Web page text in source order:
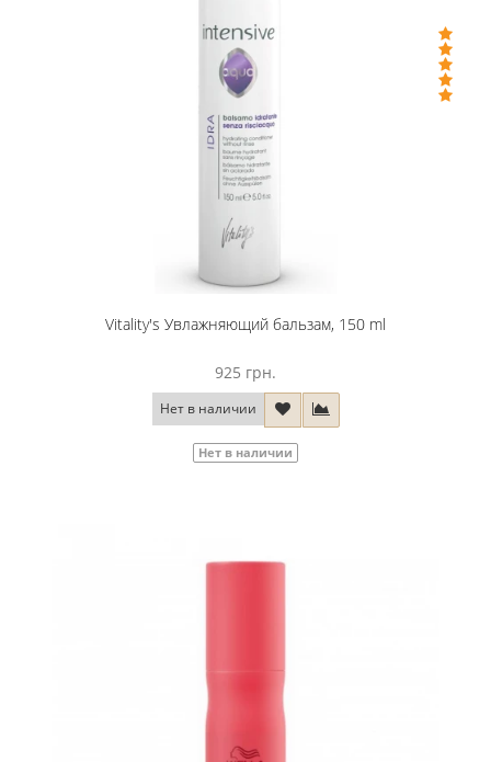
Vitality's Увлажняющий бальзам, 150 ml
925 грн.
Нет в наличии
Нет в наличии